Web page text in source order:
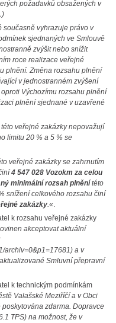
požadavků obsažených v
současně vyhrazuje právo v
sjednaných ve Smlouvě
zvýšit nebo snížit
roce realizace veřejné
plnění. Změna rozsahu plnění
v jednostranném zvýšení
oproti Výchozímu rozsahu plnění
plnění sjednané v uzavřené
veřejné zakázky nepovažují
limitu 20 % a 5 % se
veřejné zakázky se zahrnutím
4 547 028 Vozokm za celou
minimální rozsah plněnítéto
snížení celkového rozsahu činí
zakázky.«.
k rozsahu veřejné zakázky
akceptovat aktuální
archiv=0&p1=17681) a v
Smluvní přepravní
k technickým podmínkám
Valašské Meziříčí a v Obci
zdarma. Dopravce
TPS) na možnost, že v